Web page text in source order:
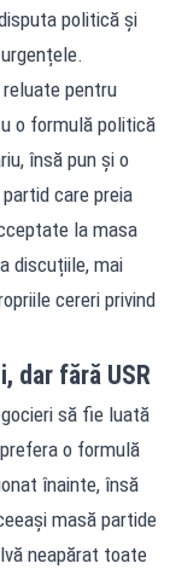
politică și
pentru
o formulă politică
însă pun și o
care preia
la masa
discuțiile, mai
cereri privind
dar fără USR
să fie luată
o formulă
înainte, însă
masă partide
neapărat toate